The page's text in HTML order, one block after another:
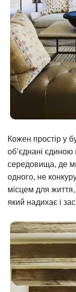
Кожен простір у
об’єднані
середовища, де
одного, не
місцем для
який надихає і